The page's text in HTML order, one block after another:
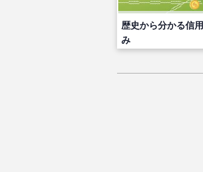
歴史から分かる信
み